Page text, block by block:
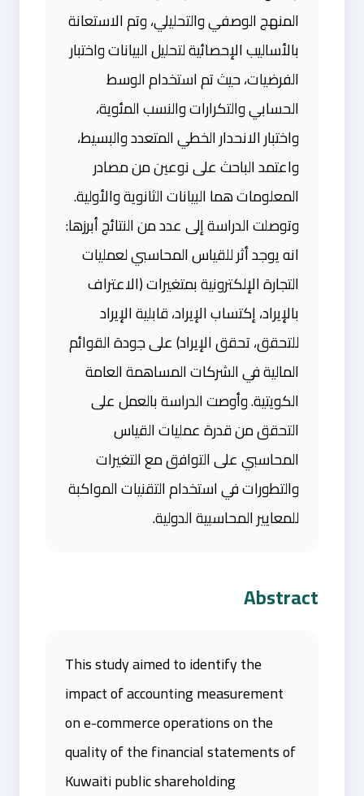
المنهج الوصفي والتحليلي، وتم الاستعانة
بالأساليب الإحصائية لتحليل البيانات واختبار
الفرضيات، حيث تم استخدام الوسط
الحسابي والتكرارات والنسب المئوية،
واختبار الانحدار الخطي المتعدد والبسيط،
واعتمد الباحث على نوعين من مصادر
المعلومات هما البيانات الثانوية والأولية.
وتوصلت الدراسة إلى عدد من النتائج أبرزها:
انه يوجد أثر للقياس المحاسبي لعمليات
التجارة الإلكترونية بمتغيرات (الاعتراف
بالإيراد، إكتساب الإيراد، قابلية الإيراد
للتحقق، تحقق الإيراد) على جودة القوائم
المالية في الشركات المساهمة العامة
الكويتية. وأوصت الدراسة بالعمل على
التحقق من قدرة عمليات القياس
المحاسبي على التوافق مع التغيرات
والتطورات في استخدام التقنيات المواكبة
للمعايير المحاسبية الدولية.
Abstract
This study aimed to identify the
impact of accounting measurement
on e-commerce operations on the
quality of the financial statements of
Kuwaiti public shareholding